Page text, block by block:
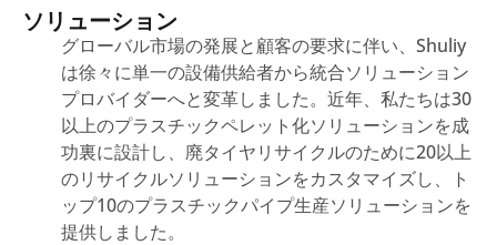
ソリューション
グローバル市場の発展と顧客の要求に伴い、Shuliy
は徐々に単一の設備供給者から統合ソリューション
プロバイダーへと変革しました。近年、私たちは30
以上のプラスチックペレット化ソリューションを成
功裏に設計し、廃タイヤリサイクルのために20以上
のリサイクルソリューションをカスタマイズし、ト
ップ10のプラスチックパイプ生産ソリューションを
提供しました。